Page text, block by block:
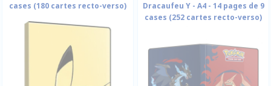
cases (180 cartes recto-verso)
Dracaufeu Y - A4 - 14 pages de 9
cases (252 cartes recto-verso)